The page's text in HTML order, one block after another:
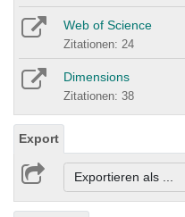
Web of Science
Zitationen: 24
Dimensions
Zitationen: 38
Export
Exportieren als ...